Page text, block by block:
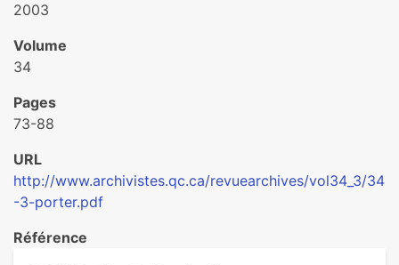
2003
Volume
34
Pages
73-88
URL
http://www.archivistes.qc.ca/revuearchives/vol34_3/34
-3-porter.pdf
Référence